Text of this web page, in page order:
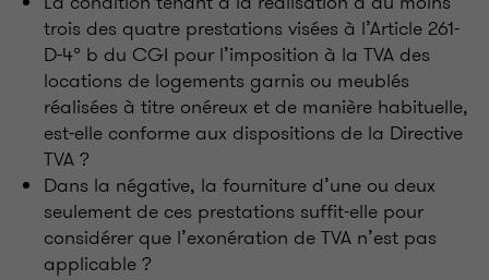
trois des quatre prestations visées à l’Article 261-
D-4° b du CGI pour l’imposition à la TVA des
locations de logements garnis ou meublés
réalisées à titre onéreux et de manière habituelle,
est-elle conforme aux dispositions de la Directive
TVA ?
Dans la négative, la fourniture d’une ou deux
seulement de ces prestations suffit-elle pour
considérer que l’exonération de TVA n’est pas
applicable ?